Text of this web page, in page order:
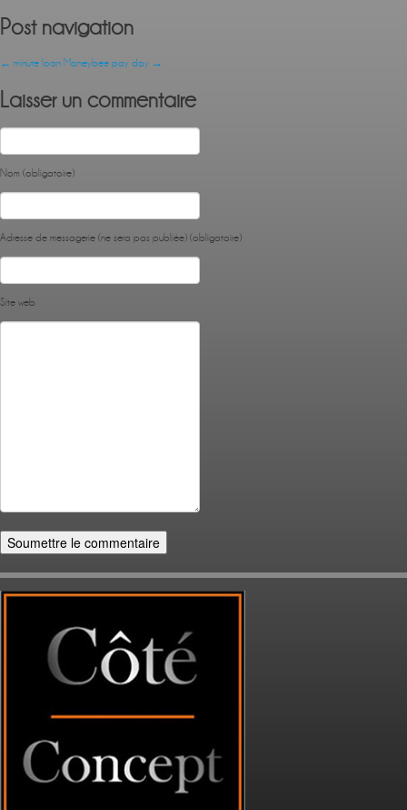
Post navigation
← minute loan Moneybee pay day →
Laisser un commentaire
Nom (obligatoire)
Adresse de messagerie (ne sera pas publiée) (obligatoire)
Site web